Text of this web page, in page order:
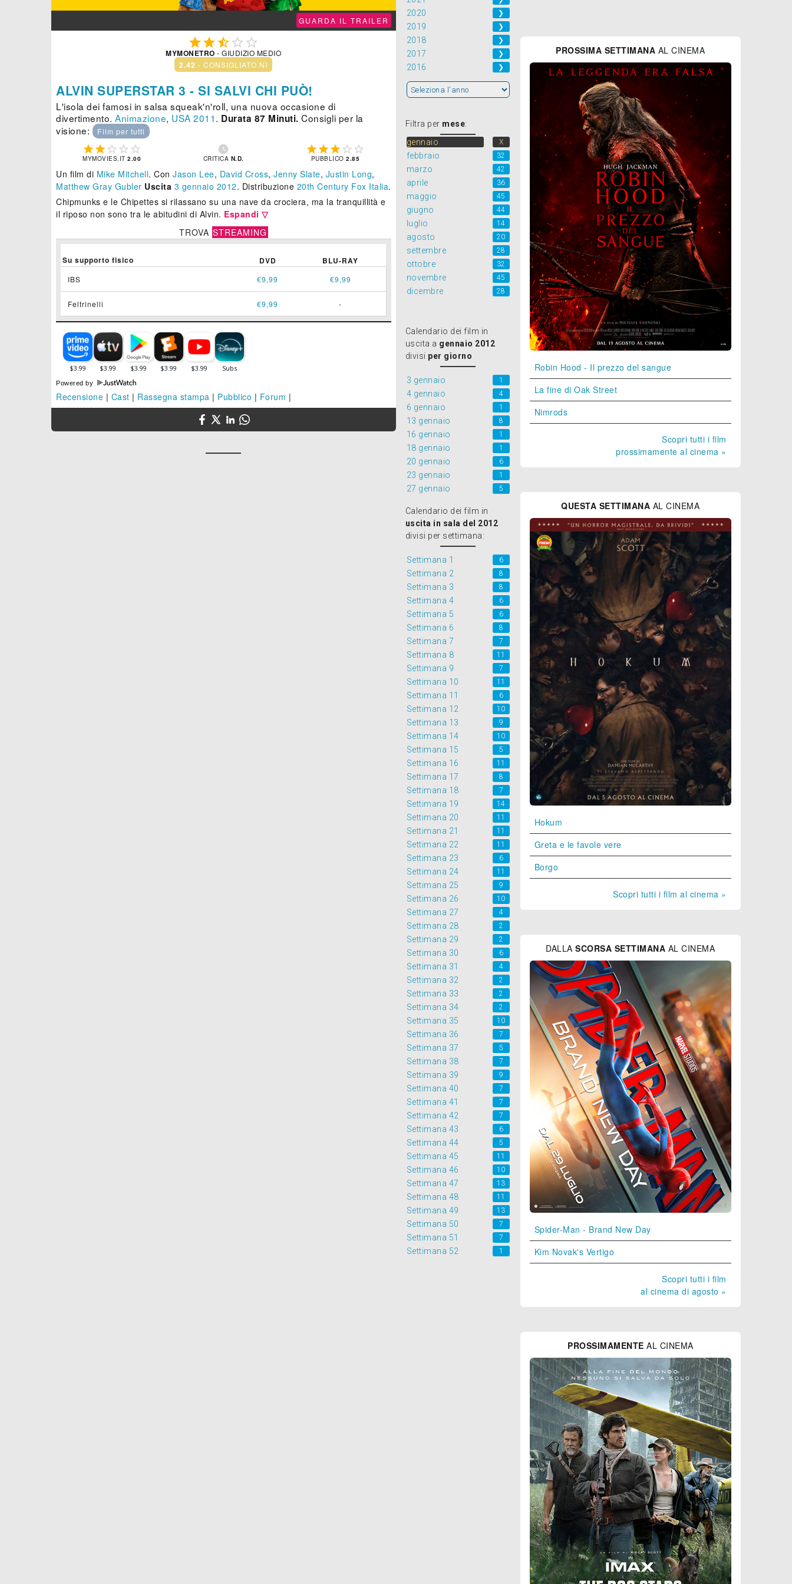
GUARDA IL TRAILER
  
MYMONETRO - GIUDIZIO MEDIO
2.42 - CONSIGLIATO NÌ
ALVIN SUPERSTAR 3 - SI SALVI CHI PUÒ!
L'isola dei famosi in salsa squeak'n'roll, una nuova occasione di
divertimento. Animazione, USA 2011. Durata 87 Minuti. Consigli per la
visione:
Film per tutti
    
MYMOVIES.IT2.00

CRITICA N.D.
    
PUBBLICO2.85
Un film di Mike Mitchell. Con Jason Lee, David Cross, Jenny Slate, Justin Long,
Matthew Gray Gubler Uscita 3 gennaio 2012. Distribuzione 20th Century Fox Italia.
Chipmunks e le Chipettes si rilassano su una nave da crociera, ma la tranquillità e
il riposo non sono tra le abitudini di Alvin. Espandi ▽
TROVA STREAMING
Su supporto fisico DVD BLU-RAY
IBS €9,99 €9,99
Feltrinelli €9,99 -
Powered by
Recensione | Cast | Rassegna stampa | Pubblico | Forum |
2020 ❯
2019 ❯
2018 ❯
2017 ❯
2016 ❯
Filtra per mese:
gennaio
X
febbraio 32
marzo 42
aprile 36
maggio 45
giugno 44
luglio 14
agosto 20
settembre 28
ottobre 32
novembre 45
dicembre 28
Calendario dei film in
uscita a gennaio 2012
divisi per giorno
3 gennaio 1
4 gennaio 4
6 gennaio 1
13 gennaio 8
16 gennaio 1
18 gennaio 1
20 gennaio 6
23 gennaio 1
27 gennaio 5
Calendario dei film in
uscita in sala del 2012
divisi per settimana:
Settimana 1 6
Settimana 2 8
Settimana 3 8
Settimana 4 6
Settimana 5 6
Settimana 6 8
Settimana 7 7
Settimana 8 11
Settimana 9 7
Settimana 10 11
Settimana 11 6
Settimana 12 10
Settimana 13 9
Settimana 14 10
Settimana 15 5
Settimana 16 11
Settimana 17 8
Settimana 18 7
Settimana 19 14
Settimana 20 11
Settimana 21 11
Settimana 22 11
Settimana 23 6
Settimana 24 11
Settimana 25 9
Settimana 26 10
Settimana 27 4
Settimana 28 2
Settimana 29 2
Settimana 30 6
Settimana 31 4
Settimana 32 2
Settimana 33 2
Settimana 34 2
Settimana 35 10
Settimana 36 7
Settimana 37 5
Settimana 38 7
Settimana 39 9
Settimana 40 7
Settimana 41 7
Settimana 42 7
Settimana 43 6
Settimana 44 5
Settimana 45 11
Settimana 46 10
Settimana 47 13
Settimana 48 11
Settimana 49 13
Settimana 50 7
Settimana 51 7
Settimana 52 1
PROSSIMA SETTIMANA AL CINEMA
Robin Hood - Il prezzo del sangue
La fine di Oak Street
Nimrods
Scopri tutti i film
prossimamente al cinema »
QUESTA SETTIMANA AL CINEMA
Hokum
Greta e le favole vere
Borgo
Scopri tutti i film al cinema »
DALLASCORSA SETTIMANA AL CINEMA
Spider-Man - Brand New Day
Kim Novak's Vertigo
Scopri tutti i film
al cinema di agosto »
PROSSIMAMENTE AL CINEMA